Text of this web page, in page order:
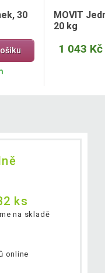
30
MOVIT
20 kg
1 043 Kč
ks
na skladě
online